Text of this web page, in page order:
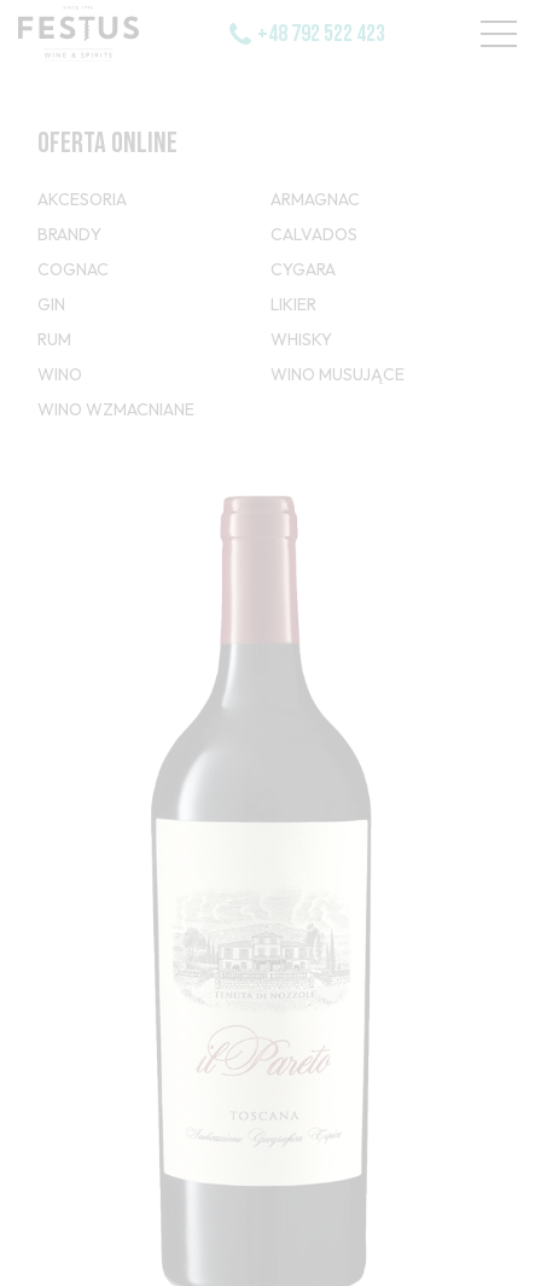
+48 792 522 423
OFERTA ONLINE
AKCESORIA
ARMAGNAC
BRANDY
CALVADOS
COGNAC
CYGARA
GIN
LIKIER
RUM
WHISKY
WINO
WINO MUSUJĄCE
WINO WZMACNIANE